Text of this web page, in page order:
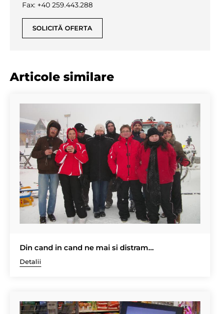
Fax: +40 259.443.288
SOLICITĂ OFERTA
Articole similare
Din cand in cand ne mai si distram…
Detalii